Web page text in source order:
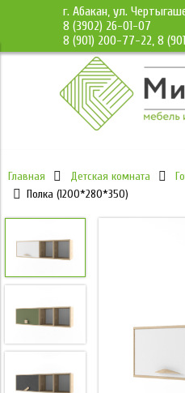
г. Абакан, ул.
8 (3902) 26-01-07
8 (901) 200-77-22, 8
Главная Детская комната
Полка (1200*280*350)